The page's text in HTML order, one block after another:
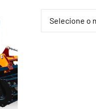
Selecione o